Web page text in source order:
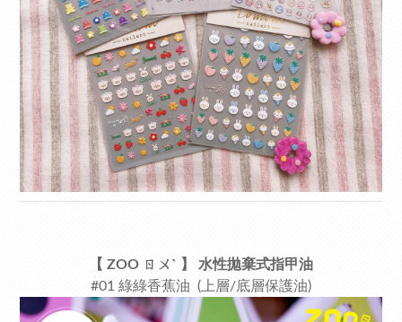
【 ZOO ㄖㄨˋ 】
水性拋棄式指甲油
#01 綠綠香蕉油 (上層/底層保護油)